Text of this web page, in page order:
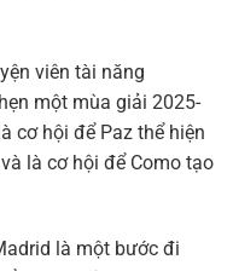
viên tài năng
một mùa giải 2025-
cơ hội để Paz thể hiện
là cơ hội để Como tạo
là một bước đi